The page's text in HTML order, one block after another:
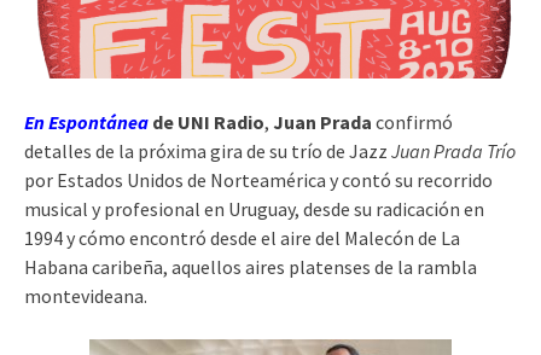
En Espontánea de UNI Radio, Juan Prada confirmó
detalles de la próxima gira de su trío de Jazz Juan Prada Trío
por Estados Unidos de Norteamérica y contó su recorrido
musical y profesional en Uruguay, desde su radicación en
1994 y cómo encontró desde el aire del Malecón de La
Habana caribeña, aquellos aires platenses de la rambla
montevideana.